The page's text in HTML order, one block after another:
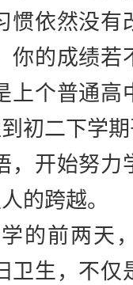
惯依然没有
你的成绩若
上个普通高
初二下学期
，开始努力
的跨越。
的前两天
卫生，不仅